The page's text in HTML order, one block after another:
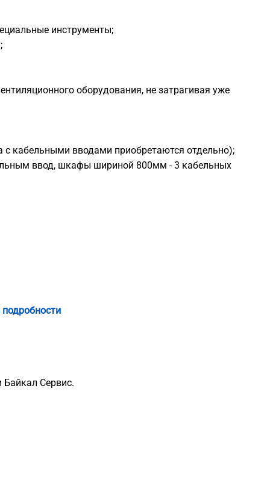
инструменты;
оборудования, не затрагивая уже
кабельными вводами приобретаются отдельно);
ввод, шкафы шириной 800мм - 3 кабельных
подробности
Сервис.